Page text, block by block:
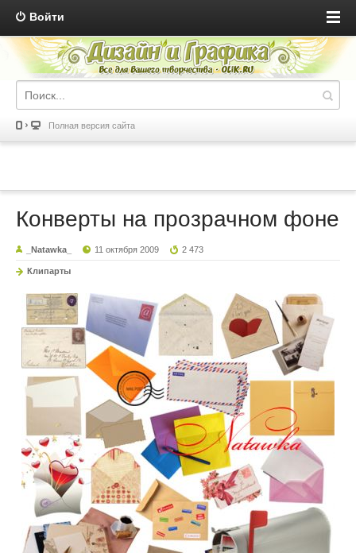
Войти
Полная версия сайта
Конверты на прозрачном фоне
_Natawka_ 11 октября 2009 2 473
Клипарты